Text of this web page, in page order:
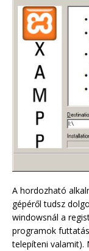
A hordozható
gépéről tudsz
windowsnál a
programok
telepíteni valamit).